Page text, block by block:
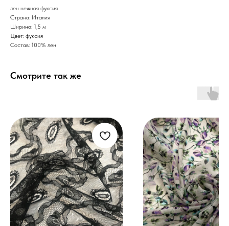
лен нежная фуксия
Страна: Италия
Ширина: 1,5 м
Цвет: фуксия
Состав: 100% лен
Смотрите так же